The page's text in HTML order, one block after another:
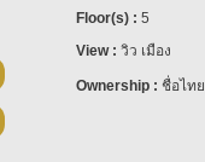
5
วิว เมือง
ชื่อไทย